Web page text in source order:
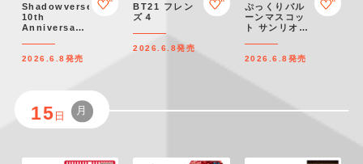
Shadowverse
10th
Anniversary
2026.6.8発売
BT21 フレン
ズ４
2026.6.8発売
ぷっくりバル
ーンマスコッ
ト サンリオキ
2026.6.8発売
15 日 月